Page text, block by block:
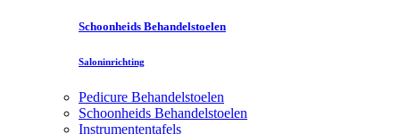
Schoonheids Behandelstoelen
Saloninrichting
Pedicure Behandelstoelen
Schoonheids Behandelstoelen
Instrumententafels